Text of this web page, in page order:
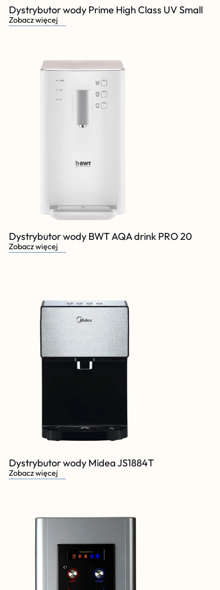
Dystrybutor wody Prime High Class UV Small
Zobacz więcej
Dystrybutor wody BWT AQA drink PRO 20
Zobacz więcej
Dystrybutor wody Midea JS1884T
Zobacz więcej